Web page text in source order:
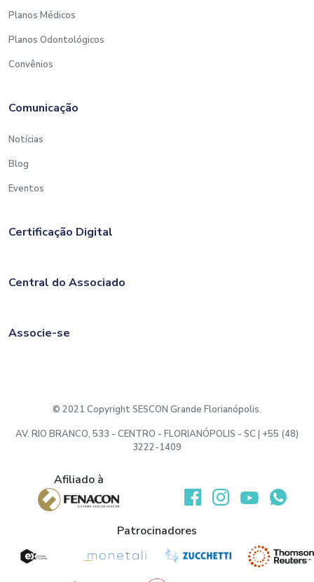
Planos Médicos
Planos Odontológicos
Convênios
Comunicação
Notícias
Blog
Eventos
Certificação Digital
Central do Associado
Associe-se
© 2021 Copyright SESCON Grande Florianópolis.
AV. RIO BRANCO, 533 - CENTRO - FLORIANÓPOLIS - SC | +55 (48)
3222-1409
Afiliado à
Desenvolvido por:
Patrocinadores